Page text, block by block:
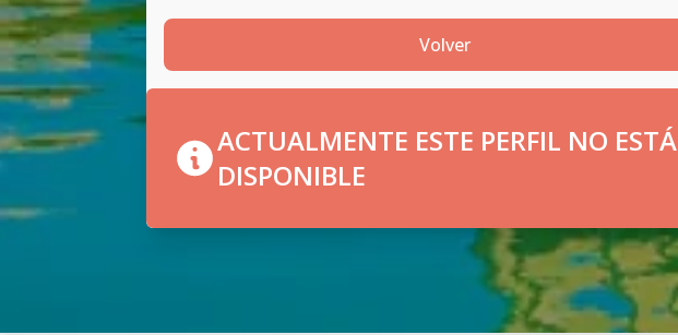
Volver
ACTUALMENTE ESTE PERFIL NO ESTÁ
DISPONIBLE